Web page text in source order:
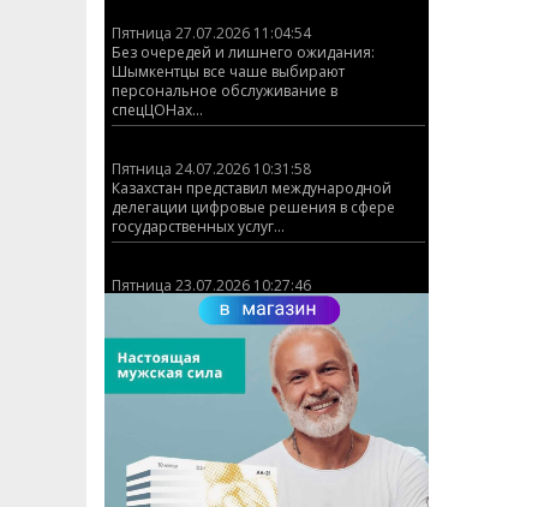
Пятница 27.07.2026 11:04:54
Без очередей и лишнего ожидания:
Шымкентцы все чаше выбирают
персональное обслуживание в
спецЦОНах...
Пятница 24.07.2026 10:31:58
Казахстан представил международной
делегации цифровые решения в сфере
государственных услуг...
Пятница 23.07.2026 10:27:46
КАЗАХСТАНСКИЙ СТРЕЛОК ЗАВОЕВАЛ
ЗОЛОТУЮ МЕДАЛЬ НА ЧЕМПИОНАТЕ МИРА
ISSF ПО ПУЛЕВОЙ СТРЕЛЬБЕ (ДВИЖУЩАЯСЯ
МИШЕНЬ)!...
Пятница 03.07.2026 12:17:23
График работы ЦОНов и спецЦОНов
Шымкента на 6 июля...